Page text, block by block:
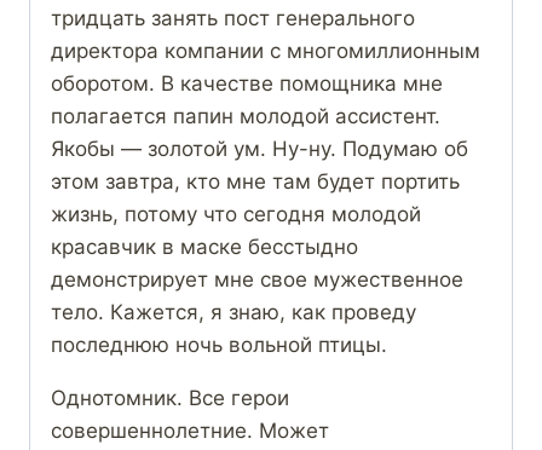
тридцать занять пост генерального
директора компании с многомиллионным
оборотом. В качестве помощника мне
полагается папин молодой ассистент.
Якобы — золотой ум. Ну-ну. Подумаю об
этом завтра, кто мне там будет портить
жизнь, потому что сегодня молодой
красавчик в маске бесстыдно
демонстрирует мне свое мужественное
тело. Кажется, я знаю, как проведу
последнюю ночь вольной птицы.
Однотомник. Все герои
совершеннолетние. Может